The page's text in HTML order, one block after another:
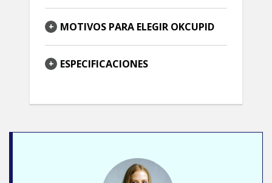
MOTIVOS PARA ELEGIR OKCUPID
ESPECIFICACIONES